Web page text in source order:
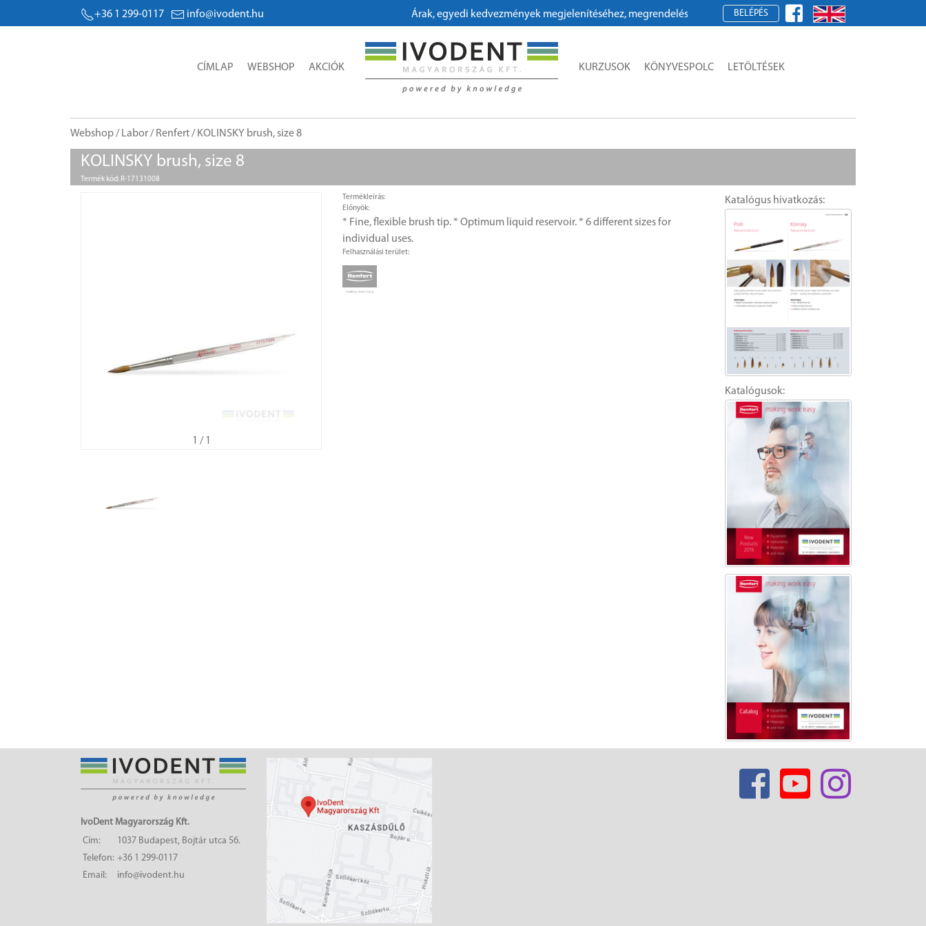
+36 1 299-0117 info@ivodent.hu Árak, egyedi kedvezmények megjelenítéséhez, megrendeléshez kérjük, regisztráljon!
BELÉPÉS
CÍMLAP WEBSHOP AKCIÓK KURZUSOK KÖNYVESPOLC LETÖLTÉSEK
Webshop/ Labor/ Renfert/ KOLINSKY brush, size 8
KOLINSKY brush, size 8
Termék kód: R-17131008
1 / 1
Termékleírás:
Előnyök:
* Fine, flexible brush tip. * Optimum liquid reservoir. * 6 different sizes for
individual uses.
Felhasználási terület:
Katalógus hivatkozás:
Katalógusok:
IvoDent Magyarország Kft.
Cím:
1037 Budapest, Bojtár utca 56.
Telefon: +36 1 299-0117
Email:
info@ivodent.hu